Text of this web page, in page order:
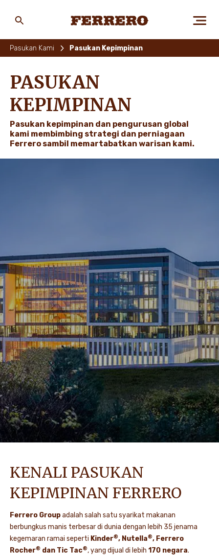
MANUSIA & ALAM
JENAMA KAMI
main
Pasukan Kami Pasukan Kepimpinan
PASUKAN
KEPIMPINAN
Pasukan kepimpinan dan pengurusan global
kami membimbing strategi dan perniagaan
Ferrero sambil memartabatkan warisan kami.
KENALI PASUKAN
KEPIMPINAN FERRERO
Ferrero Groupadalah salah satu syarikat makanan
berbungkus manis terbesar di dunia dengan lebih 35 jenama
kegemaran ramai seperti Kinder®, Nutella®, Ferrero
Rocher® dan Tic Tac®, yang dijual di lebih 170 negara.